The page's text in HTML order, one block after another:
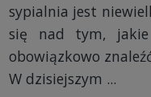
sypialnia jest
się nad tym,
obowiązkowo
W dzisiejszym ...